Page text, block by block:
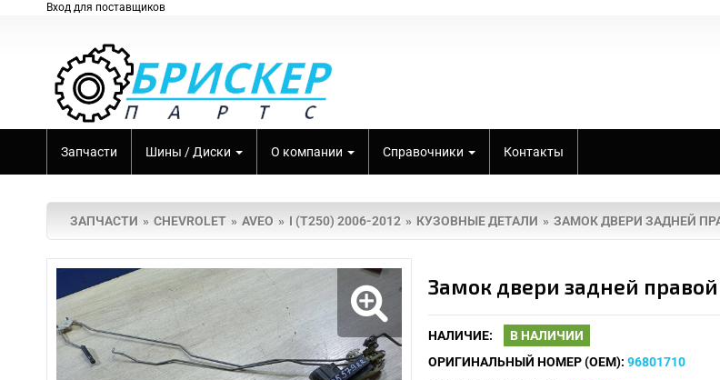
Вход для поставщиков
Запчасти Шины / Диски О компании Справочники Контакты
ЗАПЧАСТИ CHEVROLET AVEO I (T250) 2006-2012 КУЗОВНЫЕ ДЕТАЛИ ЗАМОК ДВЕРИ ЗАДНЕЙ
Замок двери задней
НАЛИЧИЕ:
В НАЛИЧИИ
ОРИГИНАЛЬНЫЙ НОМЕР (OEM): 96801710